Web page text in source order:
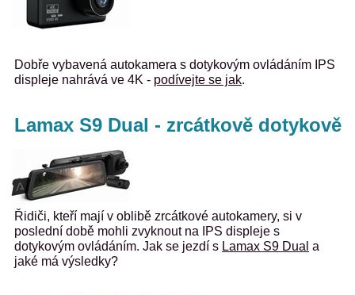
Dobře vybavená autokamera s dotykovým ovládáním IPS
displeje nahrává ve 4K - podívejte se jak.
Lamax S9 Dual - zrcátkově dotykově
Řidiči, kteří mají v oblibě zrcátkové autokamery, si v
poslední době mohli zvyknout na IPS displeje s
dotykovým ovládáním. Jak se jezdí s Lamax S9 Dual a
jaké má výsledky?